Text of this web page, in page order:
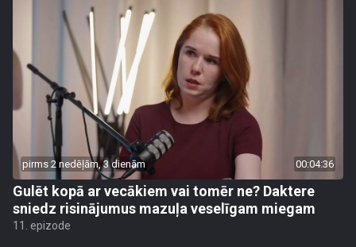
pirms 2 nedēļām, 3 dienām 00:04:36
Gulēt kopā ar vecākiem vai tomēr ne? Daktere
sniedz risinājumus mazuļa veselīgam miegam
11. epizode